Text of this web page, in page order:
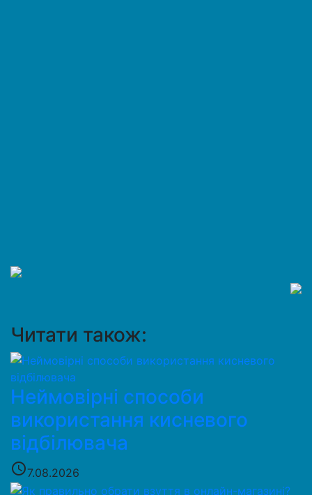
Читати також:
Неймовірні способи
використання кисневого
відбілювача
access_time7.08.2026